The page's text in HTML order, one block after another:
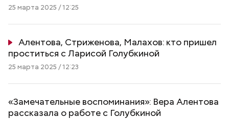
25 марта 2025 / 12:25
Алентова, Стриженова, Малахов: кто пришел
проститься с Ларисой Голубкиной
25 марта 2025 / 12:23
«Замечательные воспоминания»: Вера Алентова
рассказала о работе с Голубкиной